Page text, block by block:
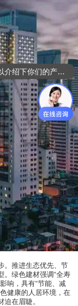
。推进生态优先、节
。绿色建材强调“全寿
响，具有“节能、减
健康的人居环境，在
在眉睫。
可以介绍下你们的产品么